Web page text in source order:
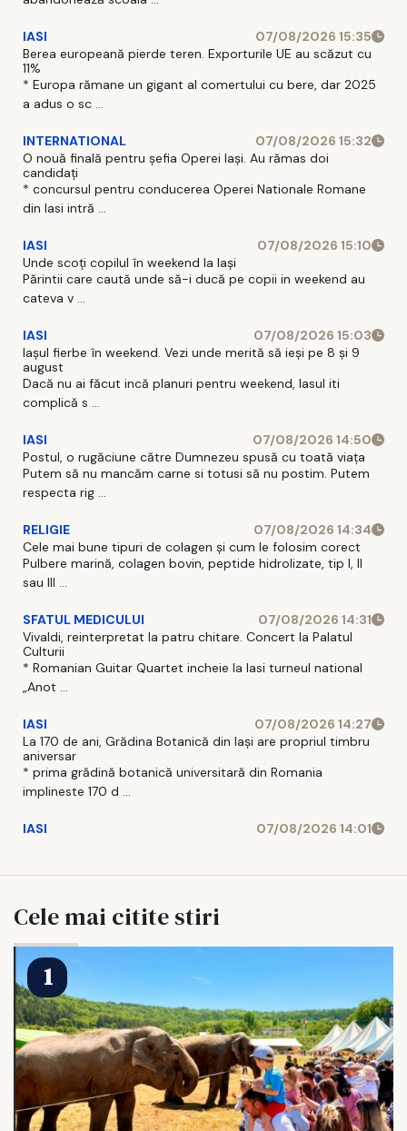
IASI
07/08/2026 15:35
Berea europeană pierde teren. Exporturile UE au scăzut cu
11%
* Europa rămane un gigant al comertului cu bere, dar 2025
a adus o sc ...
INTERNATIONAL
07/08/2026 15:32
O nouă finală pentru șefia Operei Iași. Au rămas doi
candidați
* concursul pentru conducerea Operei Nationale Romane
din Iasi intră ...
IASI
07/08/2026 15:10
Unde scoți copilul în weekend la Iași
Părintii care caută unde să-i ducă pe copii in weekend au
cateva v ...
IASI
07/08/2026 15:03
Iașul fierbe în weekend. Vezi unde merită să ieși pe 8 și 9
august
Dacă nu ai făcut incă planuri pentru weekend, Iasul iti
complică s ...
IASI
07/08/2026 14:50
Postul, o rugăciune către Dumnezeu spusă cu toată viața
Putem să nu mancăm carne si totusi să nu postim. Putem
respecta rig ...
RELIGIE
07/08/2026 14:34
Cele mai bune tipuri de colagen și cum le folosim corect
Pulbere marină, colagen bovin, peptide hidrolizate, tip I, II
sau III ...
SFATUL MEDICULUI
07/08/2026 14:31
Vivaldi, reinterpretat la patru chitare. Concert la Palatul
Culturii
* Romanian Guitar Quartet incheie la Iasi turneul national
„Anot ...
IASI
07/08/2026 14:27
La 170 de ani, Grădina Botanică din Iași are propriul timbru
aniversar
* prima grădină botanică universitară din Romania
implineste 170 d ...
IASI 07/08/2026 14:01
Cele mai citite stiri